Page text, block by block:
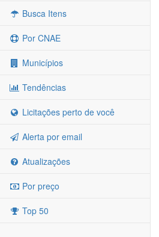
Busca Itens
Por CNAE
Municípios
Tendências
Licitações perto de você
Alerta por email
Atualizações
Por preço
Top 50